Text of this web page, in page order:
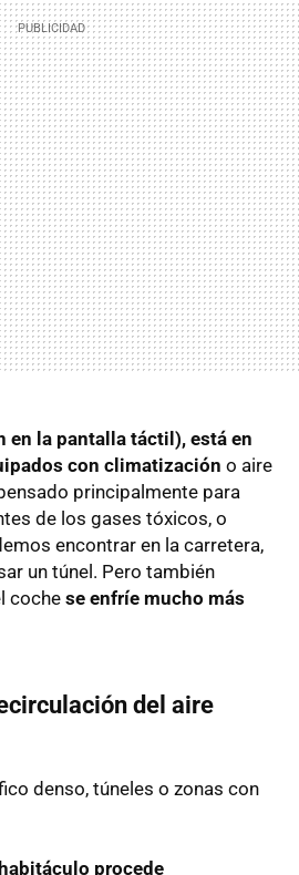
en la pantalla táctil), está en
con climatización o aire
principalmente para
de los gases tóxicos, o
encontrar en la carretera,
un túnel. Pero también
cochese enfríe mucho más
del aire
denso, túneles o zonas con
procede